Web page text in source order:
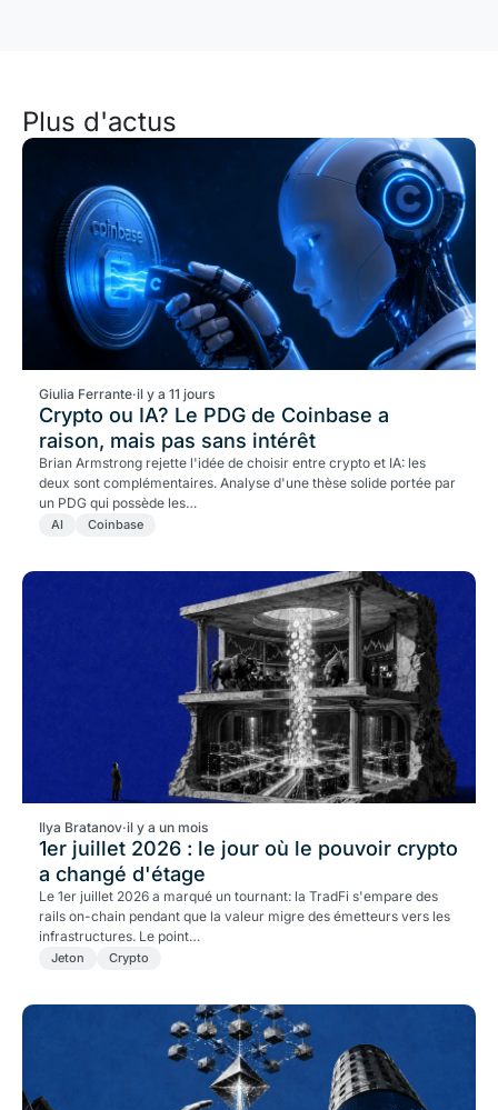
Plus d'actus
Giulia Ferrante·il y a 11 jours
Crypto ou IA? Le PDG de Coinbase a
raison, mais pas sans intérêt
Brian Armstrong rejette l'idée de choisir entre crypto et IA: les
deux sont complémentaires. Analyse d'une thèse solide portée par
un PDG qui possède les…
AI Coinbase
Ilya Bratanov·il y a un mois
1er juillet 2026 : le jour où le pouvoir crypto
a changé d'étage
Le 1er juillet 2026 a marqué un tournant: la TradFi s'empare des
rails on-chain pendant que la valeur migre des émetteurs vers les
infrastructures. Le point…
Jeton Crypto